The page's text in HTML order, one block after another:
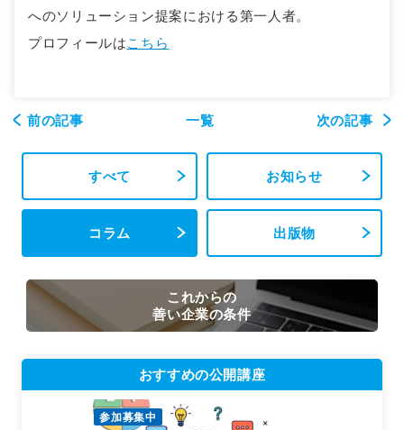
へのソリューション提案における第一人者。
プロフィールはこちら
前の記事 一覧 次の記事
すべて お知らせ
コラム 出版物
これからの
善い企業の条件
おすすめの公開講座
参加募集中